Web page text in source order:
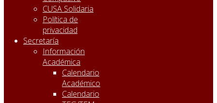
CUSA Solidaria
Política de
privacidad
Secretaría
Información
Académica
Calendario
Académico
Calendario